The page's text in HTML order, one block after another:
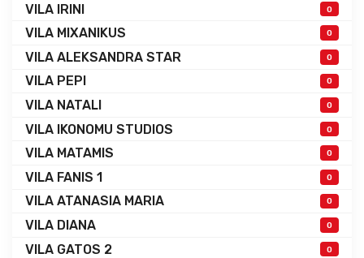
VILA IRINI 0
VILA MIXANIKUS 0
VILA ALEKSANDRA STAR 0
VILA PEPI 0
VILA NATALI 0
VILA IKONOMU STUDIOS 0
VILA MATAMIS 0
VILA FANIS 1 0
VILA ATANASIA MARIA 0
VILA DIANA 0
VILA GATOS 2 0